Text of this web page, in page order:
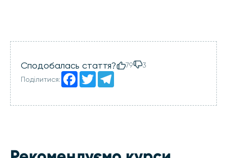
Сподобалась стаття? 79
3
Поділитися:
Facebook
Twitter